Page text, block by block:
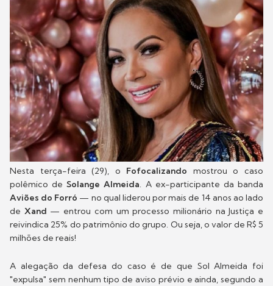
Nesta terça-feira (29), o Fofocalizando mostrou o caso
polêmico deSolange Almeida. A ex-participante da banda
Aviões do Forró — no qual liderou por mais de 14 anos ao lado
de Xand — entrou com um processo milionário na Justiça e
reivindica 25% do patrimônio do grupo. Ou seja, o valor de R$ 5
milhões de reais!
A alegação da defesa do caso é de que Sol Almeida foi
"expulsa" sem nenhum tipo de aviso prévio e ainda, segundo a